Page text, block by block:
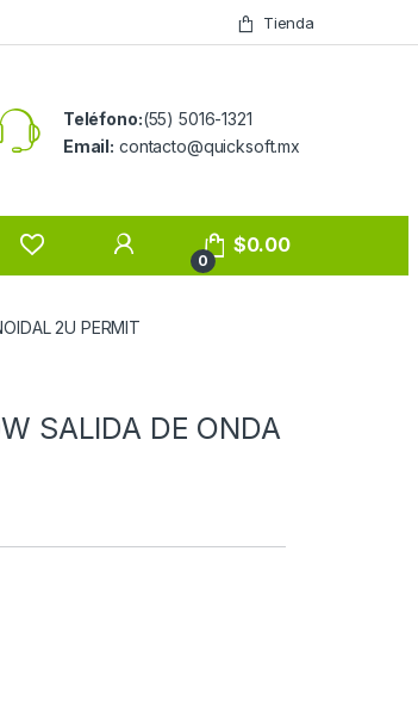
Tienda
Teléfono:(55) 5016-1321
Email: contacto@quicksoft.mx
0
$0.00
2U PERMIT
SALIDA DE ONDA